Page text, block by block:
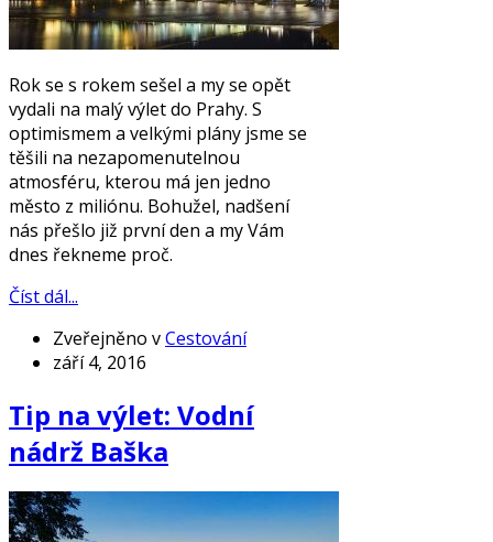
Rok se s rokem sešel a my se opět
vydali na malý výlet do Prahy. S
optimismem a velkými plány jsme se
těšili na nezapomenutelnou
atmosféru, kterou má jen jedno
město z miliónu. Bohužel, nadšení
nás přešlo již první den a my Vám
dnes řekneme proč.
Číst dál...
Zveřejněno vCestování
září 4, 2016
Tip na výlet: Vodní
nádrž Baška